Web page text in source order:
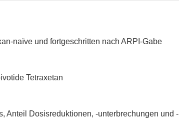
naïve und fortgeschritten nach ARPI-Gabe
Tetraxetan
Anteil Dosisreduktionen, -unterbrechungen und -